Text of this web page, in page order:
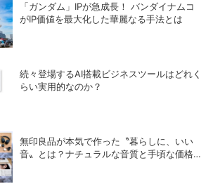
「ガンダム」IPが急成長！ バンダイナムコ
がIP価値を最大化した華麗なる手法とは
続々登場するAI搭載ビジネスツールはどれく
らい実用的なのか？
無印良品が本気で作った〝暮らしに、いい
音〟とは？ナチュラルな音質と手頃な価格を